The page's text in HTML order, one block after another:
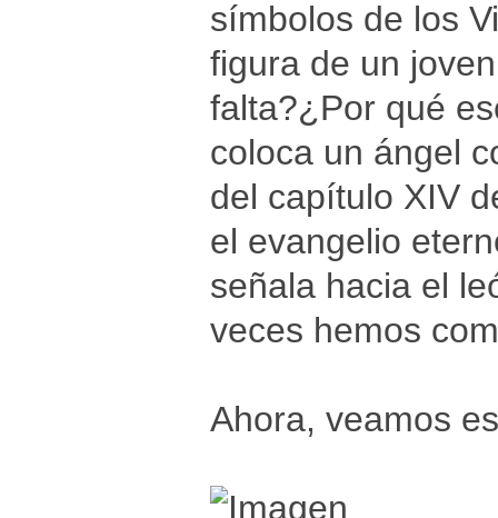
símbolos de los
figura de un
falta?¿Por qué
coloca un ángel
del capítulo XIV
el evangelio
señala hacia el
veces hemos
Ahora, veamos